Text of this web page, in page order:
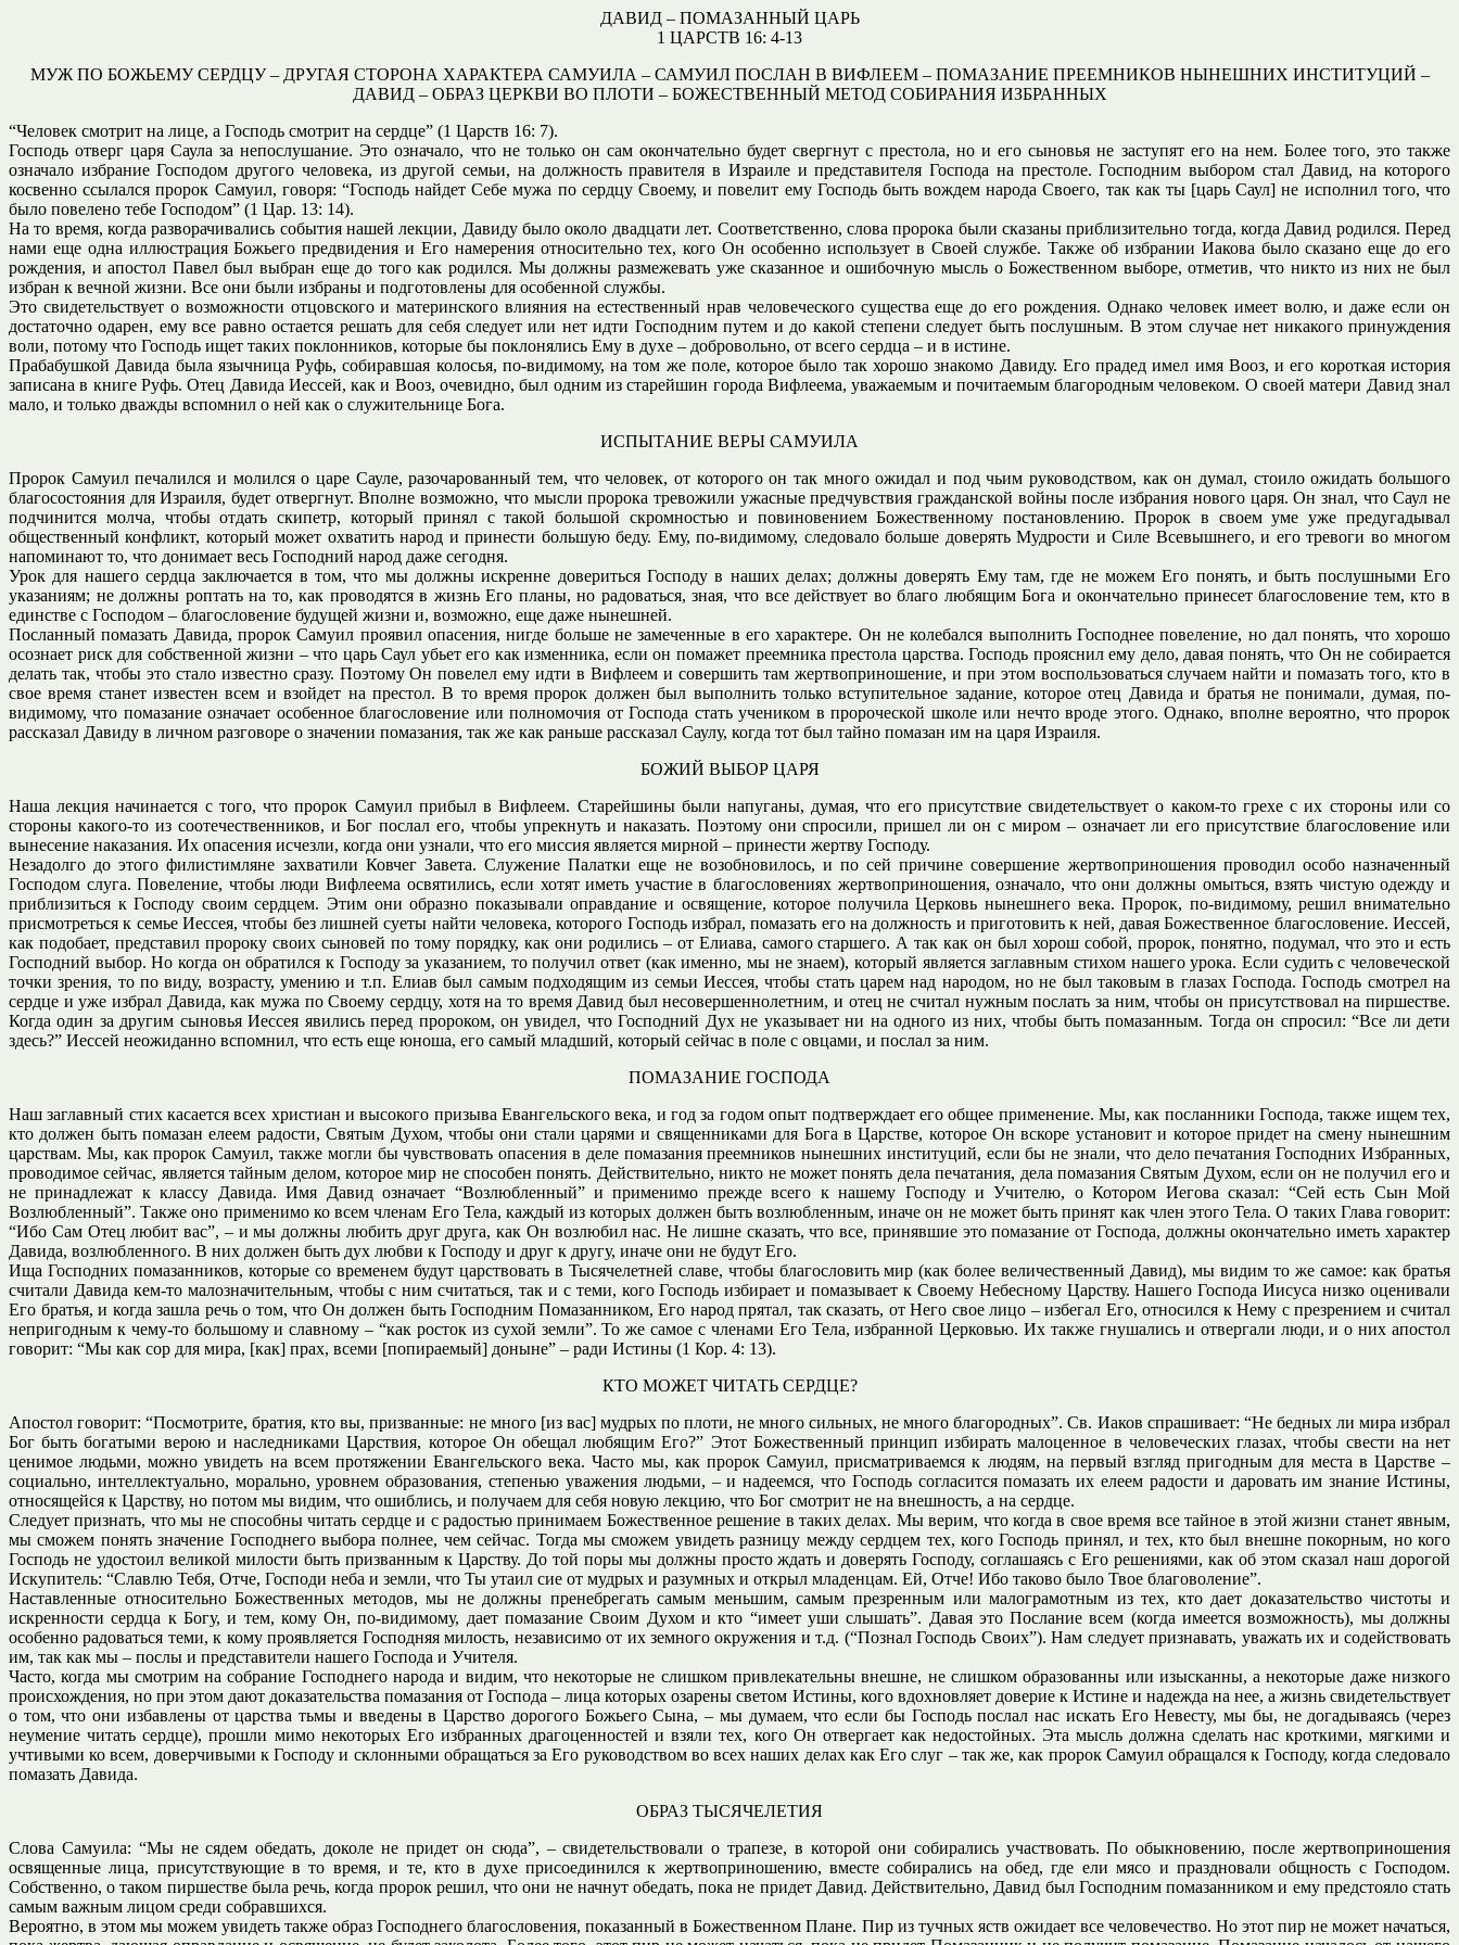
ДАВИД – ПОМАЗАННЫЙ ЦАРЬ
1 ЦАРСТВ 16: 4-13
МУЖ ПО БОЖЬЕМУ СЕРДЦУ – ДРУГАЯ СТОРОНА ХАРАКТЕРА САМУИЛА – САМУИЛ ПОСЛАН В ВИФЛЕЕМ – ПОМАЗАНИЕ ПРЕЕМНИКОВ НЫНЕШНИХ ИНСТИТУЦИЙ –
ДАВИД – ОБРАЗ ЦЕРКВИ ВО ПЛОТИ – БОЖЕСТВЕННЫЙ МЕТОД СОБИРАНИЯ ИЗБРАННЫХ
“Человек смотрит на лице, а Господь смотрит на сердце” (1 Царств 16: 7).
Господь отверг царя Саула за непослушание. Это означало, что не только он сам окончательно будет свергнут с престола, но и его сыновья не заступят его на нем. Более того, это также
означало избрание Господом другого человека, из другой семьи, на должность правителя в Израиле и представителя Господа на престоле. Господним выбором стал Давид, на которого
косвенно ссылался пророк Самуил, говоря: “Господь найдет Себе мужа по сердцу Своему, и повелит ему Господь быть вождем народа Своего, так как ты [царь Саул] не исполнил того, что
было повелено тебе Господом” (1 Цар. 13: 14).
На то время, когда разворачивались события нашей лекции, Давиду было около двадцати лет. Соответственно, слова пророка были сказаны приблизительно тогда, когда Давид родился. Перед
нами еще одна иллюстрация Божьего предвидения и Его намерения относительно тех, кого Он особенно использует в Своей службе. Также об избрании Иакова было сказано еще до его
рождения, и апостол Павел был выбран еще до того как родился. Мы должны размежевать уже сказанное и ошибочную мысль о Божественном выборе, отметив, что никто из них не был
избран к вечной жизни. Все они были избраны и подготовлены для особенной службы.
Это свидетельствует о возможности отцовского и материнского влияния на естественный нрав человеческого существа еще до его рождения. Однако человек имеет волю, и даже если он
достаточно одарен, ему все равно остается решать для себя следует или нет идти Господним путем и до какой степени следует быть послушным. В этом случае нет никакого принуждения
воли, потому что Господь ищет таких поклонников, которые бы поклонялись Ему в духе – добровольно, от всего сердца – и в истине.
Прабабушкой Давида была язычница Руфь, собиравшая колосья, по-видимому, на том же поле, которое было так хорошо знакомо Давиду. Его прадед имел имя Вооз, и его короткая история
записана в книге Руфь. Отец Давида Иессей, как и Вооз, очевидно, был одним из старейшин города Вифлеема, уважаемым и почитаемым благородным человеком. О своей матери Давид знал
мало, и только дважды вспомнил о ней как о служительнице Бога.
ИСПЫТАНИЕ ВЕРЫ САМУИЛА
Пророк Самуил печалился и молился о царе Сауле, разочарованный тем, что человек, от которого он так много ожидал и под чьим руководством, как он думал, стоило ожидать большого
благосостояния для Израиля, будет отвергнут. Вполне возможно, что мысли пророка тревожили ужасные предчувствия гражданской войны после избрания нового царя. Он знал, что Саул не
подчинится молча, чтобы отдать скипетр, который принял с такой большой скромностью и повиновением Божественному постановлению. Пророк в своем уме уже предугадывал
общественный конфликт, который может охватить народ и принести большую беду. Ему, по-видимому, следовало больше доверять Мудрости и Силе Всевышнего, и его тревоги во многом
напоминают то, что донимает весь Господний народ даже сегодня.
Урок для нашего сердца заключается в том, что мы должны искренне довериться Господу в наших делах; должны доверять Ему там, где не можем Его понять, и быть послушными Его
указаниям; не должны роптать на то, как проводятся в жизнь Его планы, но радоваться, зная, что все действует во благо любящим Бога и окончательно принесет благословение тем, кто в
единстве с Господом – благословение будущей жизни и, возможно, еще даже нынешней.
Посланный помазать Давида, пророк Самуил проявил опасения, нигде больше не замеченные в его характере. Он не колебался выполнить Господнее повеление, но дал понять, что хорошо
осознает риск для собственной жизни – что царь Саул убьет его как изменника, если он помажет преемника престола царства. Господь прояснил ему дело, давая понять, что Он не собирается
делать так, чтобы это стало известно сразу. Поэтому Он повелел ему идти в Вифлеем и совершить там жертвоприношение, и при этом воспользоваться случаем найти и помазать того, кто в
свое время станет известен всем и взойдет на престол. В то время пророк должен был выполнить только вступительное задание, которое отец Давида и братья не понимали, думая, по-
видимому, что помазание означает особенное благословение или полномочия от Господа стать учеником в пророческой школе или нечто вроде этого. Однако, вполне вероятно, что пророк
рассказал Давиду в личном разговоре о значении помазания, так же как раньше рассказал Саулу, когда тот был тайно помазан им на царя Израиля.
БОЖИЙ ВЫБОР ЦАРЯ
Наша лекция начинается с того, что пророк Самуил прибыл в Вифлеем. Старейшины были напуганы, думая, что его присутствие свидетельствует о каком-то грехе с их стороны или со
стороны какого-то из соотечественников, и Бог послал его, чтобы упрекнуть и наказать. Поэтому они спросили, пришел ли он с миром – означает ли его присутствие благословение или
вынесение наказания. Их опасения исчезли, когда они узнали, что его миссия является мирной – принести жертву Господу.
Незадолго до этого филистимляне захватили Ковчег Завета. Служение Палатки еще не возобновилось, и по сей причине совершение жертвоприношения проводил особо назначенный
Господом слуга. Повеление, чтобы люди Вифлеема освятились, если хотят иметь участие в благословениях жертвоприношения, означало, что они должны омыться, взять чистую одежду и
приблизиться к Господу своим сердцем. Этим они образно показывали оправдание и освящение, которое получила Церковь нынешнего века. Пророк, по-видимому, решил внимательно
присмотреться к семье Иессея, чтобы без лишней суеты найти человека, которого Господь избрал, помазать его на должность и приготовить к ней, давая Божественное благословение. Иессей,
как подобает, представил пророку своих сыновей по тому порядку, как они родились – от Елиава, самого старшего. А так как он был хорош собой, пророк, понятно, подумал, что это и есть
Господний выбор. Но когда он обратился к Господу за указанием, то получил ответ (как именно, мы не знаем), который является заглавным стихом нашего урока. Если судить с человеческой
точки зрения, то по виду, возрасту, умению и т.п. Елиав был самым подходящим из семьи Иессея, чтобы стать царем над народом, но не был таковым в глазах Господа. Господь смотрел на
сердце и уже избрал Давида, как мужа по Своему сердцу, хотя на то время Давид был несовершеннолетним, и отец не считал нужным послать за ним, чтобы он присутствовал на пиршестве.
Когда один за другим сыновья Иессея явились перед пророком, он увидел, что Господний Дух не указывает ни на одного из них, чтобы быть помазанным. Тогда он спросил: “Все ли дети
здесь?” Иессей неожиданно вспомнил, что есть еще юноша, его самый младший, который сейчас в поле с овцами, и послал за ним.
ПОМАЗАНИЕ ГОСПОДА
Наш заглавный стих касается всех христиан и высокого призыва Евангельского века, и год за годом опыт подтверждает его общее применение. Мы, как посланники Господа, также ищем тех,
кто должен быть помазан елеем радости, Святым Духом, чтобы они стали царями и священниками для Бога в Царстве, которое Он вскоре установит и которое придет на смену нынешним
царствам. Мы, как пророк Самуил, также могли бы чувствовать опасения в деле помазания преемников нынешних институций, если бы не знали, что дело печатания Господних Избранных,
проводимое сейчас, является тайным делом, которое мир не способен понять. Действительно, никто не может понять дела печатания, дела помазания Святым Духом, если он не получил его и
не принадлежат к классу Давида. Имя Давид означает “Возлюбленный” и применимо прежде всего к нашему Господу и Учителю, о Котором Иегова сказал: “Сей есть Сын Мой
Возлюбленный”. Также оно применимо ко всем членам Его Тела, каждый из которых должен быть возлюбленным, иначе он не может быть принят как член этого Тела. О таких Глава говорит:
“Ибо Сам Отец любит вас”, – и мы должны любить друг друга, как Он возлюбил нас. Не лишне сказать, что все, принявшие это помазание от Господа, должны окончательно иметь характер
Давида, возлюбленного. В них должен быть дух любви к Господу и друг к другу, иначе они не будут Его.
Ища Господних помазанников, которые со временем будут царствовать в Тысячелетней славе, чтобы благословить мир (как более величественный Давид), мы видим то же самое: как братья
считали Давида кем-то малозначительным, чтобы с ним считаться, так и с теми, кого Господь избирает и помазывает к Своему Небесному Царству. Нашего Господа Иисуса низко оценивали
Его братья, и когда зашла речь о том, что Он должен быть Господним Помазанником, Его народ прятал, так сказать, от Него свое лицо – избегал Его, относился к Нему с презрением и считал
непригодным к чему-то большому и славному – “как росток из сухой земли”. То же самое с членами Его Тела, избранной Церковью. Их также гнушались и отвергали люди, и о них апостол
говорит: “Мы как сор для мира, [как] прах, всеми [попираемый] доныне” – ради Истины (1 Кор. 4: 13).
КТО МОЖЕТ ЧИТАТЬ СЕРДЦЕ?
Апостол говорит: “Посмотрите, братия, кто вы, призванные: не много [из вас] мудрых по плоти, не много сильных, не много благородных”. Св. Иаков спрашивает: “Не бедных ли мира избрал
Бог быть богатыми верою и наследниками Царствия, которое Он обещал любящим Его?” Этот Божественный принцип избирать малоценное в человеческих глазах, чтобы свести на нет
ценимое людьми, можно увидеть на всем протяжении Евангельского века. Часто мы, как пророк Самуил, присматриваемся к людям, на первый взгляд пригодным для места в Царстве –
социально, интеллектуально, морально, уровнем образования, степенью уважения людьми, – и надеемся, что Господь согласится помазать их елеем радости и даровать им знание Истины,
относящейся к Царству, но потом мы видим, что ошиблись, и получаем для себя новую лекцию, что Бог смотрит не на внешность, а на сердце.
Следует признать, что мы не способны читать сердце и с радостью принимаем Божественное решение в таких делах. Мы верим, что когда в свое время все тайное в этой жизни станет явным,
мы сможем понять значение Господнего выбора полнее, чем сейчас. Тогда мы сможем увидеть разницу между сердцем тех, кого Господь принял, и тех, кто был внешне покорным, но кого
Господь не удостоил великой милости быть призванным к Царству. До той поры мы должны просто ждать и доверять Господу, соглашаясь с Его решениями, как об этом сказал наш дорогой
Искупитель: “Славлю Тебя, Отче, Господи неба и земли, что Ты утаил сие от мудрых и разумных и открыл младенцам. Ей, Отче! Ибо таково было Твое благоволение”.
Наставленные относительно Божественных методов, мы не должны пренебрегать самым меньшим, самым презренным или малограмотным из тех, кто дает доказательство чистоты и
искренности сердца к Богу, и тем, кому Он, по-видимому, дает помазание Своим Духом и кто “имеет уши слышать”. Давая это Послание всем (когда имеется возможность), мы должны
особенно радоваться теми, к кому проявляется Господняя милость, независимо от их земного окружения и т.д. (“Познал Господь Своих”). Нам следует признавать, уважать их и содействовать
им, так как мы – послы и представители нашего Господа и Учителя.
Часто, когда мы смотрим на собрание Господнего народа и видим, что некоторые не слишком привлекательны внешне, не слишком образованны или изысканны, а некоторые даже низкого
происхождения, но при этом дают доказательства помазания от Господа – лица которых озарены светом Истины, кого вдохновляет доверие к Истине и надежда на нее, а жизнь свидетельствует
о том, что они избавлены от царства тьмы и введены в Царство дорогого Божьего Сына, – мы думаем, что если бы Господь послал нас искать Его Невесту, мы бы, не догадываясь (через
неумение читать сердце), прошли мимо некоторых Его избранных драгоценностей и взяли тех, кого Он отвергает как недостойных. Эта мысль должна сделать нас кроткими, мягкими и
учтивыми ко всем, доверчивыми к Господу и склонными обращаться за Его руководством во всех наших делах как Его слуг – так же, как пророк Самуил обращался к Господу, когда следовало
помазать Давида.
ОБРАЗ ТЫСЯЧЕЛЕТИЯ
Слова Самуила: “Мы не сядем обедать, доколе не придет он сюда”, – свидетельствовали о трапезе, в которой они собирались участвовать. По обыкновению, после жертвоприношения
освященные лица, присутствующие в то время, и те, кто в духе присоединился к жертвоприношению, вместе собирались на обед, где ели мясо и праздновали общность с Господом.
Собственно, о таком пиршестве была речь, когда пророк решил, что они не начнут обедать, пока не придет Давид. Действительно, Давид был Господним помазанником и ему предстояло стать
самым важным лицом среди собравшихся.
Вероятно, в этом мы можем увидеть также образ Господнего благословения, показанный в Божественном Плане. Пир из тучных яств ожидает все человечество. Но этот пир не может начаться,